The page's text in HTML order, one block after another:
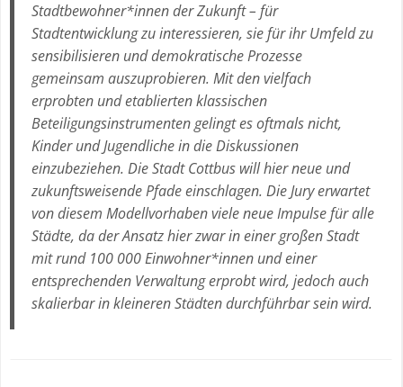
Stadtbewohner*innen der Zukunft – für
Stadtentwicklung zu interessieren, sie für ihr Umfeld zu
sensibilisieren und demokratische Prozesse
gemeinsam auszuprobieren. Mit den vielfach
erprobten und etablierten klassischen
Beteiligungsinstrumenten gelingt es oftmals nicht,
Kinder und Jugendliche in die Diskussionen
einzubeziehen. Die Stadt Cottbus will hier neue und
zukunftsweisende Pfade einschlagen. Die Jury erwartet
von diesem Modellvorhaben viele neue Impulse für alle
Städte, da der Ansatz hier zwar in einer großen Stadt
mit rund 100 000 Einwohner*innen und einer
entsprechenden Verwaltung erprobt wird, jedoch auch
skalierbar in kleineren Städten durchführbar sein wird.